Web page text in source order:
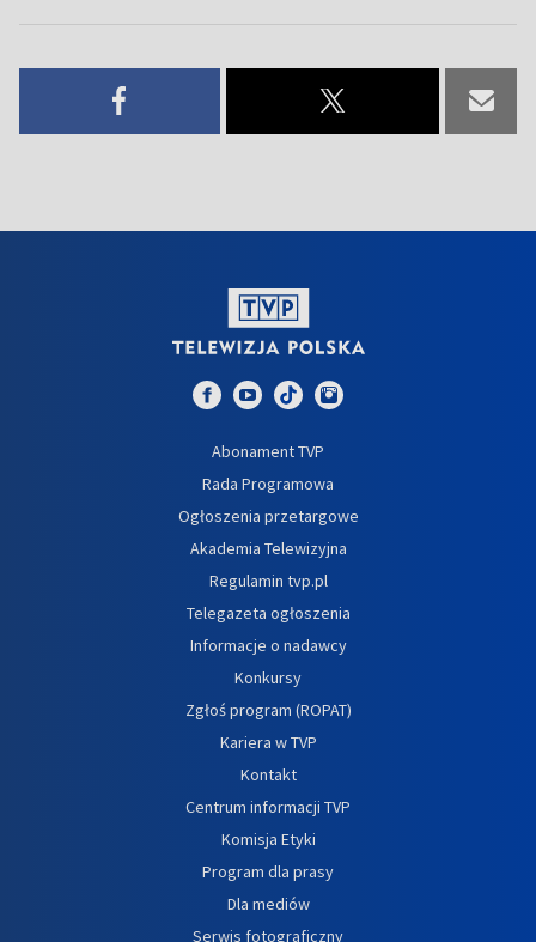
Abonament TVP
Rada Programowa
Ogłoszenia przetargowe
Akademia Telewizyjna
Regulamin tvp.pl
Telegazeta ogłoszenia
Informacje o nadawcy
Konkursy
Zgłoś program (ROPAT)
Kariera w TVP
Kontakt
Centrum informacji TVP
Komisja Etyki
Program dla prasy
Dla mediów
Serwis fotograficzny